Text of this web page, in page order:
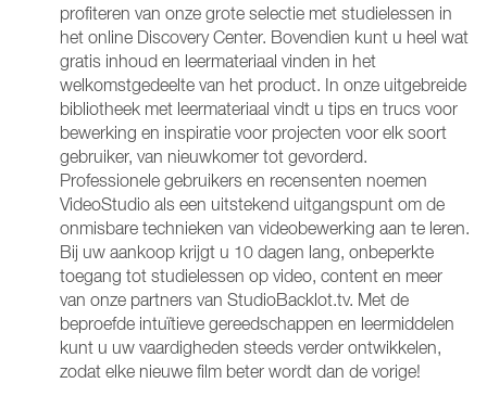
profiteren van onze grote selectie met studielessen in
het online Discovery Center. Bovendien kunt u heel wat
gratis inhoud en leermateriaal vinden in het
welkomstgedeelte van het product. In onze uitgebreide
bibliotheek met leermateriaal vindt u tips en trucs voor
bewerking en inspiratie voor projecten voor elk soort
gebruiker, van nieuwkomer tot gevorderd.
Professionele gebruikers en recensenten noemen
VideoStudio als een uitstekend uitgangspunt om de
onmisbare technieken van videobewerking aan te leren.
Bij uw aankoop krijgt u 10 dagen lang, onbeperkte
toegang tot studielessen op video, content en meer
van onze partners van StudioBacklot.tv. Met de
beproefde intuïtieve gereedschappen en leermiddelen
kunt u uw vaardigheden steeds verder ontwikkelen,
zodat elke nieuwe film beter wordt dan de vorige!